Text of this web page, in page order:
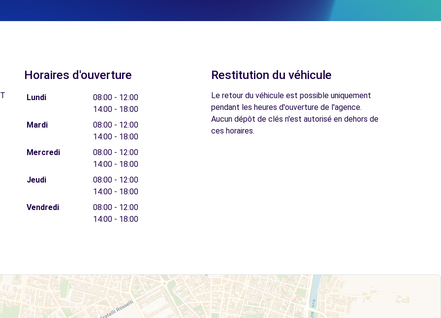
Horaires d'ouverture
Lundi
08:00 - 12:00
14:00 - 18:00
Mardi
08:00 - 12:00
14:00 - 18:00
Mercredi
08:00 - 12:00
14:00 - 18:00
Jeudi
08:00 - 12:00
14:00 - 18:00
Vendredi
08:00 - 12:00
14:00 - 18:00
Restitution du véhicule
Le retour du véhicule est possible uniquement
pendant les heures d'ouverture de l'agence.
Aucun dépôt de clés n'est autorisé en dehors de
ces horaires.